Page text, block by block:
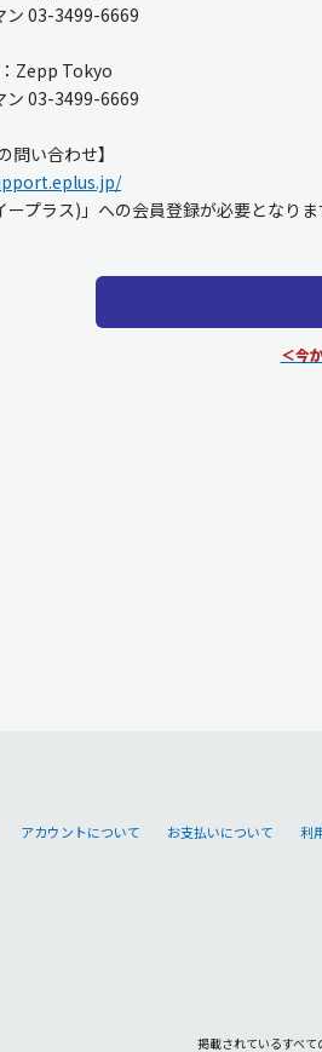
ン 03-3499-6669
Zepp Tokyo
ン 03-3499-6669
問い合わせ】
プラス)」への会員登録が必要となりま
＜今
アカウントについて お支払いについて 利
掲載されているすべて